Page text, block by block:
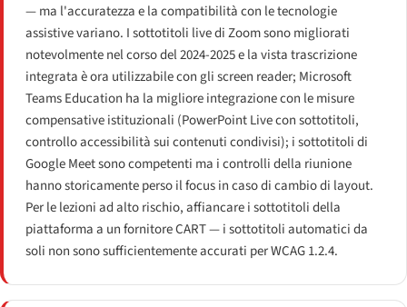
— ma l'accuratezza e la compatibilità con le tecnologie
assistive variano. I sottotitoli live di Zoom sono migliorati
notevolmente nel corso del 2024-2025 e la vista trascrizione
integrata è ora utilizzabile con gli screen reader; Microsoft
Teams Education ha la migliore integrazione con le misure
compensative istituzionali (PowerPoint Live con sottotitoli,
controllo accessibilità sui contenuti condivisi); i sottotitoli di
Google Meet sono competenti ma i controlli della riunione
hanno storicamente perso il focus in caso di cambio di layout.
Per le lezioni ad alto rischio, affiancare i sottotitoli della
piattaforma a un fornitore CART — i sottotitoli automatici da
soli non sono sufficientemente accurati per WCAG 1.2.4.